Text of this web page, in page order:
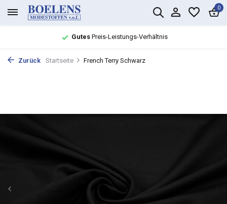
0
GutesPreis-Leistungs-Verhältnis
Zurück Startseite French Terry Schwarz